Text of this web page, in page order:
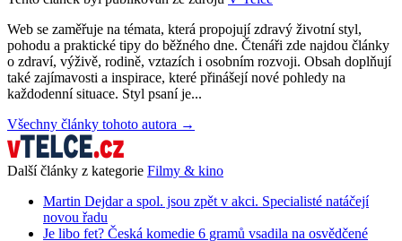
Web se zaměřuje na témata, která propojují zdravý životní styl,
pohodu a praktické tipy do běžného dne. Čtenáři zde najdou články
o zdraví, výživě, rodině, vztazích i osobním rozvoji. Obsah doplňují
také zajímavosti a inspirace, které přinášejí nové pohledy na
každodenní situace. Styl psaní je...
Všechny články tohoto autora →
Další články z kategorie Filmy & kino
Martin Dejdar a spol. jsou zpět v akci. Specialisté natáčejí
novou řadu
Je libo fet? Česká komedie 6 gramů vsadila na osvědčené